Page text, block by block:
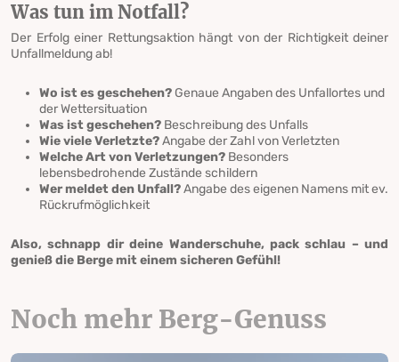
Was tun im Notfall?
Der Erfolg einer Rettungsaktion hängt von der Richtigkeit deiner
Unfallmeldung ab!
Wo ist es geschehen? Genaue Angaben des Unfallortes und
der Wettersituation
Was ist geschehen? Beschreibung des Unfalls
Wie viele Verletzte?Angabe der Zahl von Verletzten
Welche Art von Verletzungen? Besonders
lebensbedrohende Zustände schildern
Wer meldet den Unfall?Angabe des eigenen Namens mit ev.
Rückrufmöglichkeit
Also, schnapp dir deine Wanderschuhe, pack schlau – und
genieß die Berge mit einem sicheren Gefühl!
Noch mehr Berg-Genuss